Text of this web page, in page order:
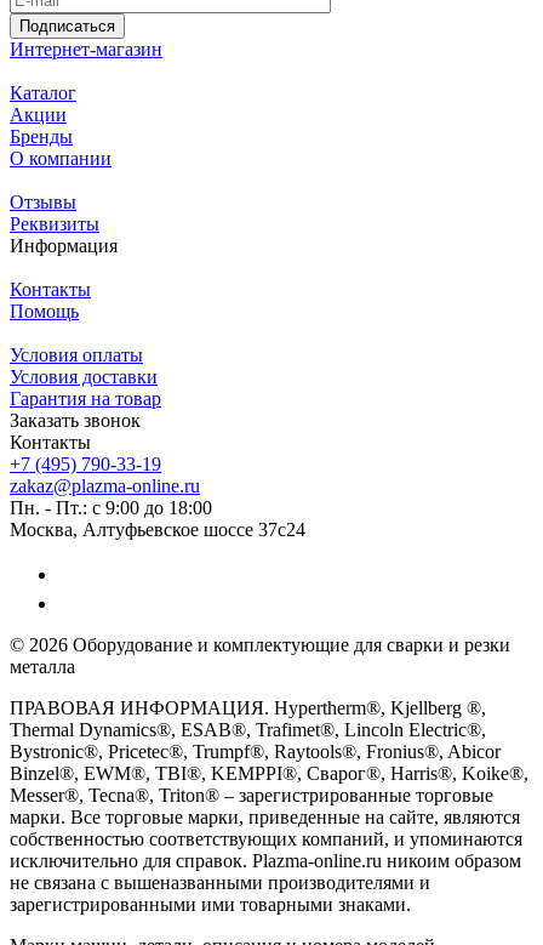
Подписаться
Интернет-магазин
Каталог
Акции
Бренды
О компании
Отзывы
Реквизиты
Информация
Контакты
Помощь
Условия оплаты
Условия доставки
Гарантия на товар
Заказать звонок
Контакты
+7 (495) 790-33-19
zakaz@plazma-online.ru
Пн. - Пт.: с 9:00 до 18:00
Москва, Алтуфьевское шоссе 37с24
© 2026 Оборудование и комплектующие для сварки и резки
металла
ПРАВОВАЯ ИНФОРМАЦИЯ. Hypertherm®, Kjellberg ®,
Thermal Dynamics®, ESAB®, Trafimet®, Lincoln Electric®,
Bystronic®, Pricetec®, Trumpf®, Raytools®, Fronius®, Abicor
Binzel®, EWM®, TBI®, KEMPPI®, Сварог®, Harris®, Koike®,
Messer®, Tecna®, Triton® – зарегистрированные торговые
марки. Все торговые марки, приведенные на сайте, являются
собственностью соответствующих компаний, и упоминаются
исключительно для справок. Plazma-online.ru никоим образом
не связана с вышеназванными производителями и
зарегистрированными ими товарными знаками.